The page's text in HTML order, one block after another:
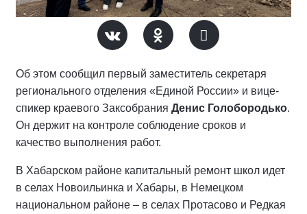
Об этом сообщил первый заместитель секретаря
регионального отделения «Единой России» и вице-
спикер краевого Заксобрания Денис Голобородько.
Он держит на контроле соблюдение сроков и
качество выполнения работ.
В Хабарском районе капитальный ремонт школ идет
в селах Новоильинка и Хабары, в Немецком
национальном районе – в селах Протасово и Редкая